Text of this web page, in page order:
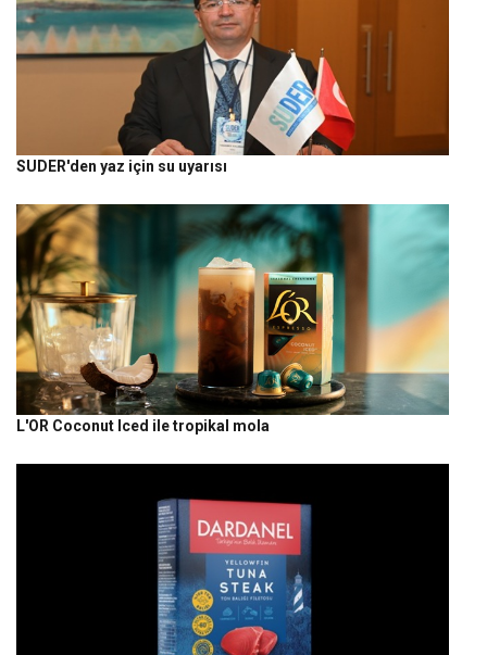
SUDER'den yaz için su uyarısı
L'OR Coconut Iced ile tropikal mola